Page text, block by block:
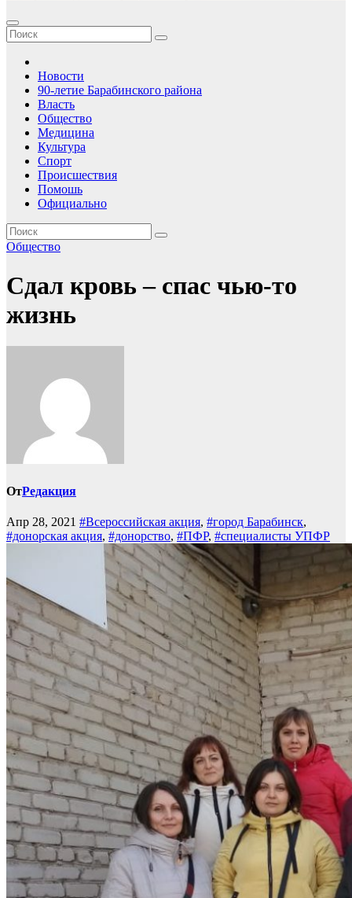
Новости
90-летие Барабинского района
Власть
Общество
Медицина
Культура
Спорт
Происшествия
Помошь
Официально
Общество
Сдал кровь – спас чью-то
жизнь
ОтРедакция
Апр 28, 2021 #Всероссийская акция, #город Барабинск,
#донорская акция, #донорство, #ПФР, #специалисты УПФР